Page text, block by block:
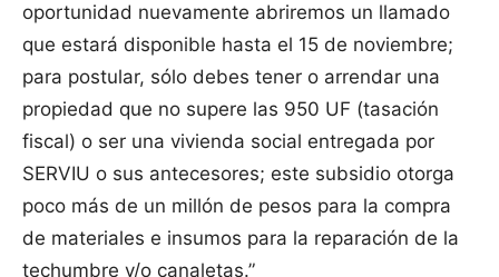
oportunidad nuevamente abriremos un llamado
que estará disponible hasta el 15 de noviembre;
para postular, sólo debes tener o arrendar una
propiedad que no supere las 950 UF (tasación
fiscal) o ser una vivienda social entregada por
SERVIU o sus antecesores; este subsidio otorga
poco más de un millón de pesos para la compra
de materiales e insumos para la reparación de la
techumbre y/o canaletas.”